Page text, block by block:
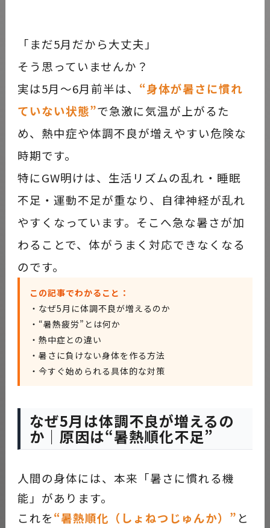
「まだ5月だから大丈夫」
そう思っていませんか？
実は5月〜6月前半は、 “身体が暑さに慣れ
ていない状態”で急激に気温が上がるた
め、熱中症や体調不良が増えやすい危険な
時期です。
特にGW明けは、生活リズムの乱れ・睡眠
不足・運動不足が重なり、自律神経が乱れ
やすくなっています。そこへ急な暑さが加
わることで、体がうまく対応できなくなる
のです。
この記事でわかること：
・なぜ5月に体調不良が増えるのか
・“暑熱疲労”とは何か
・熱中症との違い
・暑さに負けない身体を作る方法
・今すぐ始められる具体的な対策
なぜ5月は体調不良が増えるの
か｜原因は“暑熱順化不足”
人間の身体には、本来「暑さに慣れる機
能」があります。
これを“暑熱順化（しょねつじゅんか）” と